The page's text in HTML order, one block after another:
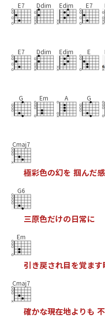
E7 Ddim Edim E7
E7 Ddim Edim E
G Em A G
Cmaj7
極彩色の幻を 掴んだ感
G6
三原色だけの日常に
Em
引き戻され目を覚ます
Cmaj7
確かな現在地よ りも 不